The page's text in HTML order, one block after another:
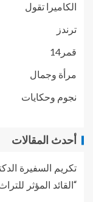
الكاميرا تقول
ترندز
قمر14
مرأة وجمال
نجوم وحكايات
أحدث المقالات
تكريم السفيرة
“القائد المؤثر